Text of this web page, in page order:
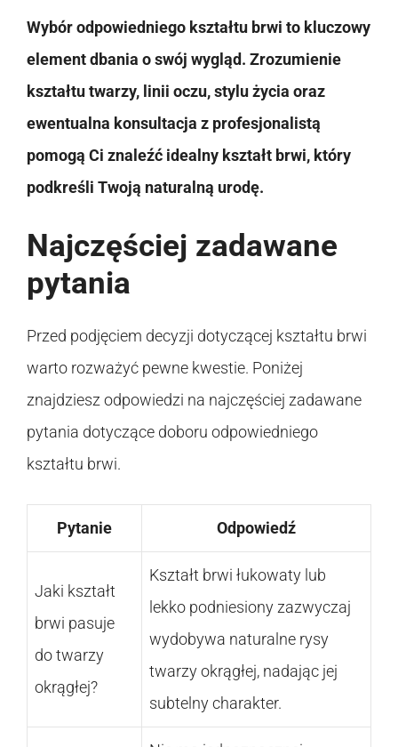
Wybór odpowiedniego kształtu brwi to kluczowy
element dbania o swój wygląd. Zrozumienie
kształtu twarzy, linii oczu, stylu życia oraz
ewentualna konsultacja z profesjonalistą
pomogą Ci znaleźć idealny kształt brwi, który
podkreśli Twoją naturalną urodę.
Najczęściej zadawane
pytania
Przed podjęciem decyzji dotyczącej kształtu brwi
warto rozważyć pewne kwestie. Poniżej
znajdziesz odpowiedzi na najczęściej zadawane
pytania dotyczące doboru odpowiedniego
kształtu brwi.
Pytanie Odpowiedź
Jaki kształt
brwi pasuje
do twarzy
okrągłej?
Kształt brwi łukowaty lub
lekko podniesiony zazwyczaj
wydobywa naturalne rysy
twarzy okrągłej, nadając jej
subtelny charakter.